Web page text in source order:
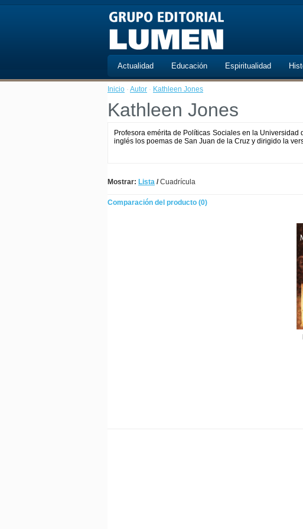
Actualidad Educación Espiritualidad
Inicio · Autor · Kathleen Jones
Kathleen Jones
Profesora emérita de Políticas Sociales en la
inglés los poemas de San Juan de la Cruz y dirigido la
Mostrar: Lista /Cuadrícula
Comparación del producto (0)